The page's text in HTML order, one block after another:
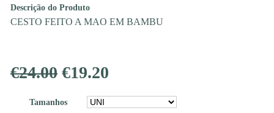
Descrição do Produto
CESTO FEITO A MAO EM BAMBU
€24.00 O
preço
€19.20O
preço
Tamanhos